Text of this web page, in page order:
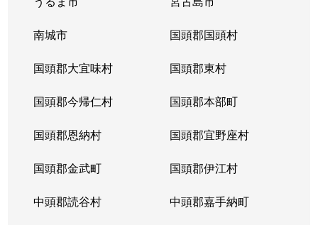
南城市 国頭郡国頭村
国頭郡大宜味村 国頭郡東村
国頭郡今帰仁村 国頭郡本部町
国頭郡恩納村 国頭郡宜野座村
国頭郡金武町 国頭郡伊江村
中頭郡読谷村 中頭郡嘉手納町